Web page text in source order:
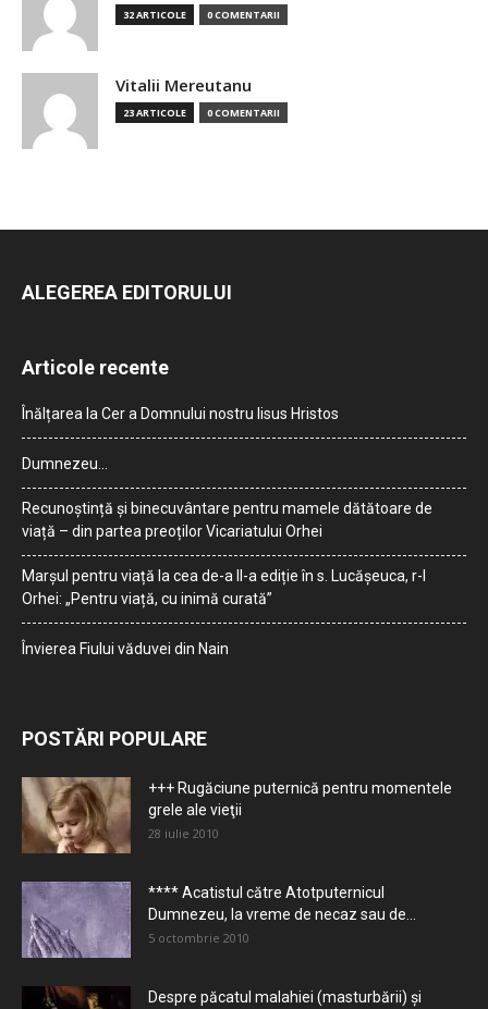
32 ARTICOLE 0 COMENTARII
Vitalii Mereutanu
23 ARTICOLE 0 COMENTARII
ALEGEREA EDITORULUI
Articole recente
Înălțarea la Cer a Domnului nostru Iisus Hristos
Dumnezeu…
Recunoștință și binecuvântare pentru mamele dătătoare de
viață – din partea preoților Vicariatului Orhei
Marșul pentru viață la cea de-a II-a ediție în s. Lucășeuca, r-l
Orhei: „Pentru viață, cu inimă curată”
Învierea Fiului văduvei din Nain
POSTĂRI POPULARE
+++ Rugăciune puternică pentru momentele
grele ale vieţii
28 iulie 2010
**** Acatistul către Atotputernicul
Dumnezeu, la vreme de necaz sau de...
5 octombrie 2010
Despre păcatul malahiei (masturbării) şi